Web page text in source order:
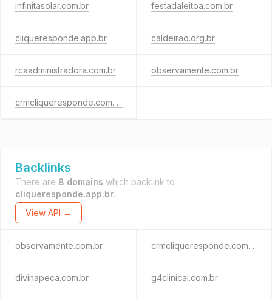
infinitasolar.com.br festadaleitoa.com.br
cliqueresponde.app.br caldeirao.org.br
rcaadministradora.com.br observamente.com.br
crmcliqueresponde.com.br
Backlinks
There are 8 domains which backlink to
cliqueresponde.app.br.
View API →
observamente.com.br crmcliqueresponde.com.br
divinapeca.com.br g4clinicai.com.br